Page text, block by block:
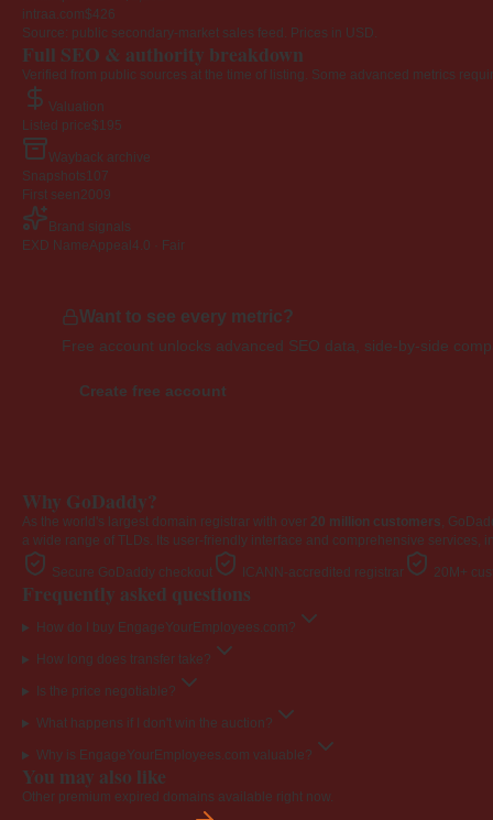
intraa.com$426
Source: public secondary-market sales feed. Prices in USD.
Full SEO & authority breakdown
Verified from public sources at the time of listing. Some advanced metrics
Valuation
Listed price$195
Wayback archive
Snapshots 107
First seen2009
Brand signals
EXD NameAppeal 4.0 · Fair
Want to see every metric?
Free account unlocks advanced SEO data, side-by-side
Create free account
Why GoDaddy?
As the world's largest domain registrar with over 20 million customers,
a wide range of TLDs. Its user-friendly interface and comprehensive
Secure GoDaddy checkout ICANN-accredited registrar 20M+
Frequently asked questions
How do I buy EngageYourEmployees.com?
How long does transfer take?
Is the price negotiable?
What happens if I don't win the auction?
Why is EngageYourEmployees.com valuable?
You may also like
Other premium expired domains available right now.